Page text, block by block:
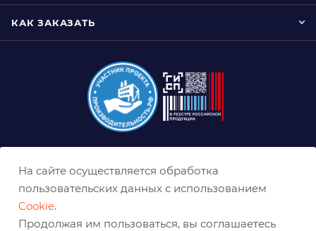
КАК ЗАКАЗАТЬ
kazan@belabraziv.ru
На сайте осуществляется обработка
пользовательских данных с использованием
Cookie.
Продолжая им пользоваться, вы соглашаетесь